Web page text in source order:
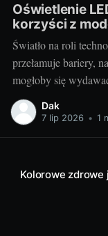
Oświetlenie
korzyści z
Światło na roli
przełamuje bariery,
mogłoby się
z tych
oświetlenie maszyn
Dak
7 lip 2026 • 1
Kolorowe